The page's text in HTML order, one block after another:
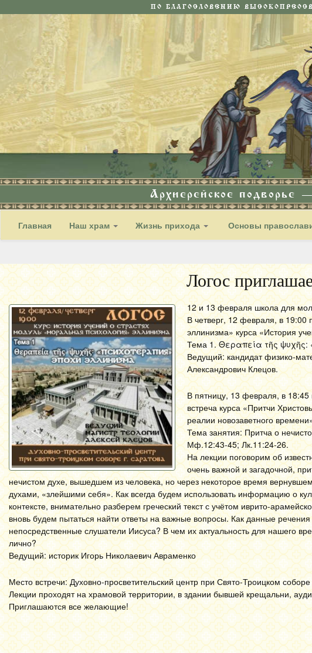
ПО БЛАГОСЛОВЕНИЮ
Архиерейское подворье
Главная Наш храм Жизнь прихода Основы
Логос
12 и 13 февраля школа для
В четверг, 12 февраля, в
эллинизма» курса «История
Тема 1. Θεραπεία τῆς ψυχῆς:
Ведущий: кандидат физико-
Александрович Клецов.
В пятницу, 13 февраля, в 18:45
встреча курса «Притчи
реалии новозаветного
Тема занятия: Притча о
Мф.12:43-45; Лк.11:24-26.
На лекции поговорим об
очень важной и загадочной,
нечистом духе, вышедшем из человека, но через некоторое время
духами, «злейшими себя». Как всегда будем использовать информацию о
контексте, внимательно разберем греческий текст с учётом иврито-
вновь будем пытаться найти ответы на важные вопросы. Как данные
непосредственные слушатели Иисуса? В чем их актуальность для нашего
лично?
Ведущий: историк Игорь Николаевич Авраменко
Место встречи: Духовно-просветительский центр при Свято-Троицком
Лекции проходят на храмовой территории, в здании бывшей крещальни,
Приглашаются все желающие!